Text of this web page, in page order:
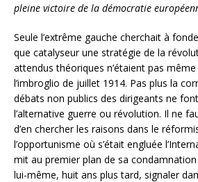
pleine victoire de la démocratie
Seule l’extrême gauche cherchait à
que catalyseur une stratégie de la
attendus théoriques n’étaient pas
l’imbroglio de juillet 1914. Pas plus la
débats non publics des dirigeants ne
l’alternative guerre ou révolution. Il ne
d’en chercher les raisons dans le
l’opportunisme où s’était engluée
mit au premier plan de sa condamnation
lui-même, huit ans plus tard, signaler